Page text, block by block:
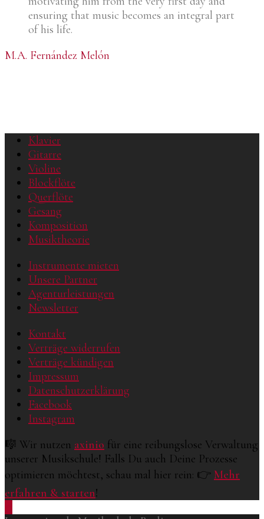
ensuring that music becomes an integral part
of his life.
M.A. Fernández Melón
Klavier
Gitarre
Violine
Blockflöte
Querflöte
Gesang
Komposition
Musiktheorie
Instrumente mieten
Unsere Partner
Agenturleistungen
Newsletter
Kontakt
Verträge widerrufen
Verträge kündigen
Impressum
Datenschutzerklärung
Facebook
Instagram
🎼 Wir nutzen axinio für eine reibungslose Verwaltung
unserer Musikschule! Falls Du auch Deine Prozesse
optimieren möchtest, schau mal hier rein: 👉 Mehr
erfahren & starten!